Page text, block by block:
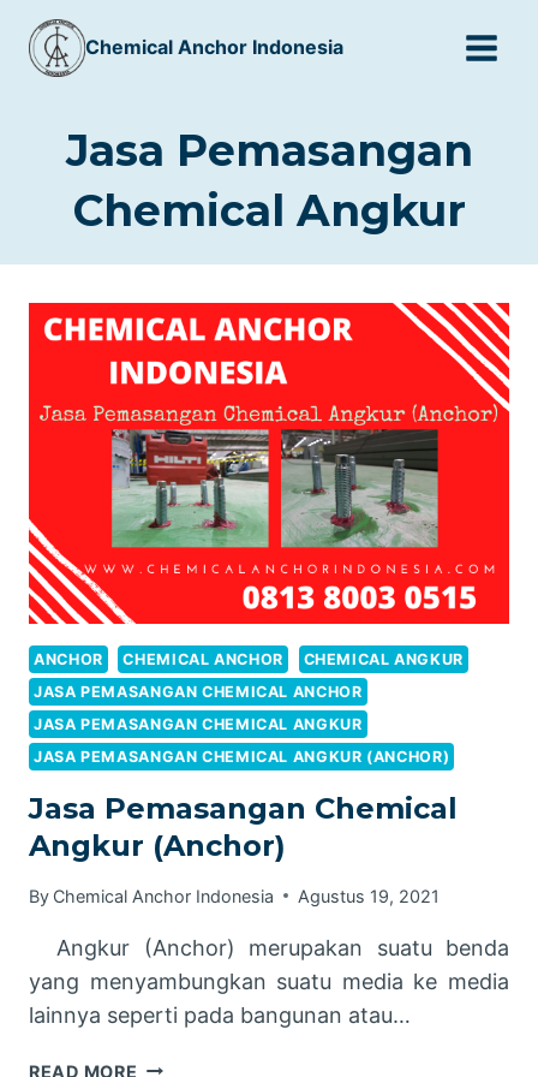
content
Chemical Anchor Indonesia
Jasa Pemasangan
Chemical Angkur
ANCHOR CHEMICAL ANCHOR
CHEMICAL ANGKUR
JASA PEMASANGAN CHEMICAL ANCHOR
JASA PEMASANGAN CHEMICAL ANGKUR
JASA PEMASANGAN CHEMICAL ANGKUR (ANCHOR)
Jasa Pemasangan Chemical
Angkur (Anchor)
By Chemical Anchor Indonesia Agustus 19, 2021
Angkur (Anchor) merupakan suatu benda
yang menyambungkan suatu media ke media
lainnya seperti pada bangunan atau…
READ MORE JASA